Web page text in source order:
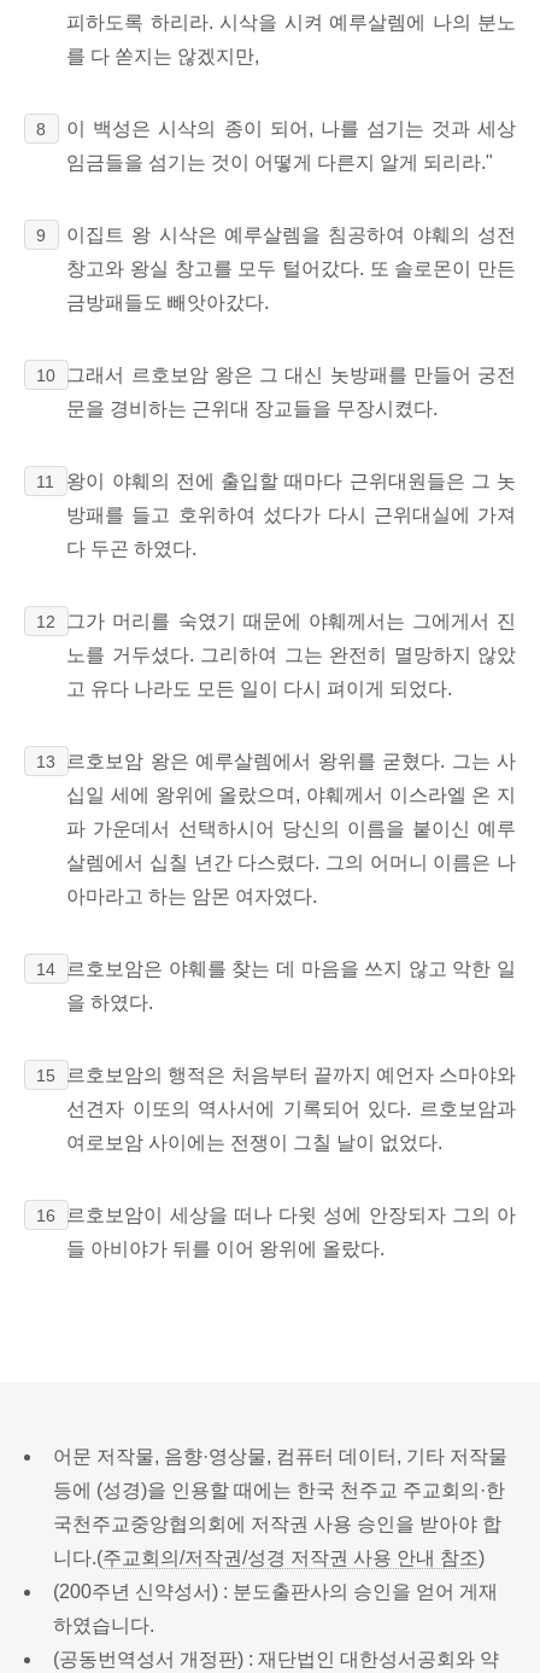
피하도록 하리라. 시삭을 시켜 예루살렘에 나의 분노
를 다 쏟지는 않겠지만,
8
이 백성은 시삭의 종이 되어, 나를 섬기는 것과 세상
임금들을 섬기는 것이 어떻게 다른지 알게 되리라."
9
이집트 왕 시삭은 예루살렘을 침공하여 야훼의 성전
창고와 왕실 창고를 모두 털어갔다. 또 솔로몬이 만든
금방패들도 빼앗아갔다.
10
그래서 르호보암 왕은 그 대신 놋방패를 만들어 궁전
문을 경비하는 근위대 장교들을 무장시켰다.
11
왕이 야훼의 전에 출입할 때마다 근위대원들은 그 놋
방패를 들고 호위하여 섰다가 다시 근위대실에 가져
다 두곤 하였다.
12
그가 머리를 숙였기 때문에 야훼께서는 그에게서 진
노를 거두셨다. 그리하여 그는 완전히 멸망하지 않았
고 유다 나라도 모든 일이 다시 펴이게 되었다.
13
르호보암 왕은 예루살렘에서 왕위를 굳혔다. 그는 사
십일 세에 왕위에 올랐으며, 야훼께서 이스라엘 온 지
파 가운데서 선택하시어 당신의 이름을 붙이신 예루
살렘에서 십칠 년간 다스렸다. 그의 어머니 이름은 나
아마라고 하는 암몬 여자였다.
14
르호보암은 야훼를 찾는 데 마음을 쓰지 않고 악한 일
을 하였다.
15
르호보암의 행적은 처음부터 끝까지 예언자 스마야와
선견자 이또의 역사서에 기록되어 있다. 르호보암과
여로보암 사이에는 전쟁이 그칠 날이 없었다.
16
르호보암이 세상을 떠나 다윗 성에 안장되자 그의 아
들 아비야가 뒤를 이어 왕위에 올랐다.
어문 저작물, 음향·영상물, 컴퓨터 데이터, 기타 저작물
등에 (성경)을 인용할 때에는 한국 천주교 주교회의·한
국천주교중앙협의회에 저작권 사용 승인을 받아야 합
니다.(주교회의/저작권/성경 저작권 사용 안내 참조)
(200주년 신약성서) : 분도출판사의 승인을 얻어 게재
하였습니다.
(공동번역성서 개정판) : 재단법인 대한성서공회와 약